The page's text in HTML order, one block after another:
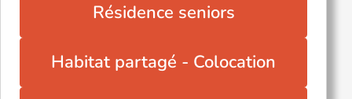
Vinay (38470)
Échirolles (38130)
Résidence seniors
Habitat partagé - Colocation